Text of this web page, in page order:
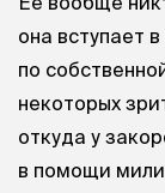
она вступает
по
некоторых
откуда у
в помощи